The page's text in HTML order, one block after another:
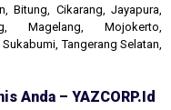
Bitung, Cikarang, Jayapura,
Magelang, Mojokerto,
Tangerang Selatan,
Anda – YAZCORP.id